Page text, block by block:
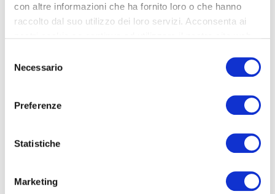
con altre informazioni che ha fornito loro o che hanno
raccolto dal suo utilizzo dei loro servizi. Acconsenta ai
delNecessario
Preferenze
Statistiche
Marketing